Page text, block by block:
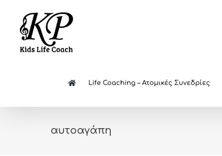
content
Life Coaching – Ατομικές Συνεδρίες
αυτοαγάπη